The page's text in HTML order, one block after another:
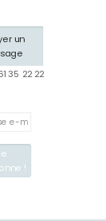
un
35 22 22